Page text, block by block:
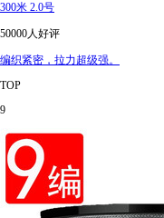
300米 2.0号
50000人好评
编织紧密，拉力超级强。
TOP
9